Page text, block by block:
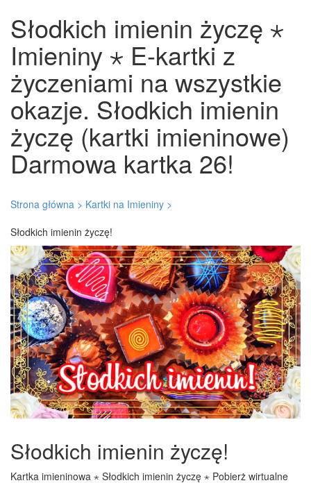
Słodkich imienin życzę ⋆
Imieniny ⋆ E-kartki z
życzeniami na wszystkie
okazje. Słodkich imienin
życzę (kartki imieninowe)
Darmowa kartka 26!
Strona główna > Kartki na Imieniny >
Słodkich imienin życzę!
Słodkich imienin życzę!
Kartka imieninowa ⋆ Słodkich imienin życzę ⋆ Pobierż wirtualne